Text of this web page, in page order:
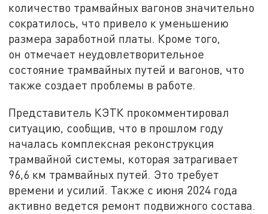
количество трамвайных вагонов значительно
сократилось, что привело к уменьшению
размера заработной платы. Кроме того,
он отмечает неудовлетворительное
состояние трамвайных путей и вагонов, что
также создает проблемы в работе.
Представитель КЭТК прокомментировал
ситуацию, сообщив, что в прошлом году
началась комплексная реконструкция
трамвайной системы, которая затрагивает
96,6 км трамвайных путей. Это требует
времени и усилий. Также с июня 2024 года
активно ведется ремонт подвижного состава.